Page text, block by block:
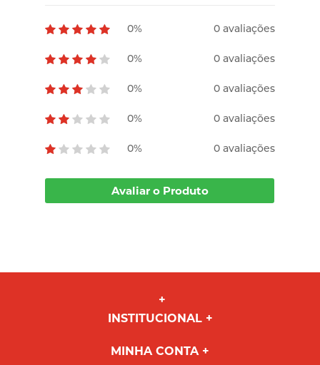
0% 0 avaliações
0% 0 avaliações
0% 0 avaliações
0% 0 avaliações
0% 0 avaliações
Avaliar o Produto
INSTITUCIONAL
MINHA CONTA